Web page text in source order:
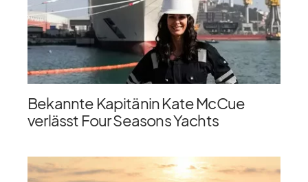
Bekannte Kapitänin Kate McCue
verlässt Four Seasons Yachts